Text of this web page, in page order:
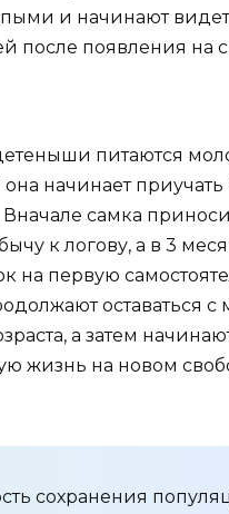
и начинают
после появления на
питаются
она начинает приучать
самка
к логову, а в 3
на первую
оставаться с
а затем
жизнь на новом
сохранения